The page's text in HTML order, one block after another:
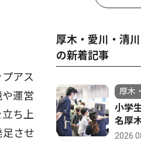
アス
運営
ち上
させ
厚木・愛川・清
の新着記事
厚木
小学
名厚